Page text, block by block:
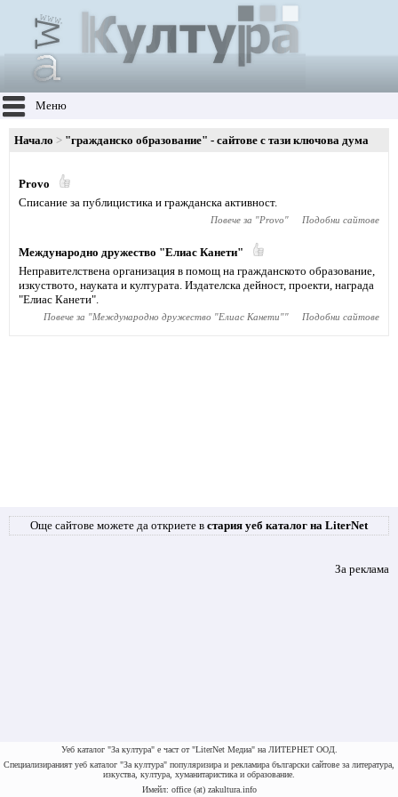
Меню
Начало "гражданско образование" - сайтове с тази ключова дума
Provo
Списание за публицистика и гражданска активност.
Повече за "Provo" Подобни сайтове
Международно дружество "Елиас Канети"
Неправителствена организация в помощ на гражданското образование,
изкуството, науката и културата. Издателска дейност, проекти, награда
"Елиас Канети".
Повече за "Международно дружество "Елиас Канети"" Подобни сайтове
Още сайтове можете да откриете в стария уеб каталог на LiterNet
За реклама
Уеб каталог "За култура" е част от "LiterNet Медиа" на ЛИТЕРНЕТ ООД.
Специализираният уеб каталог "За култура" популяризира и рекламира български сайтове за литература,
изкуства, култура, хуманитаристика и образование.
Имейл: office (at) zakultura.info